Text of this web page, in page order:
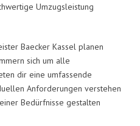
Umzugsleistung
Baecker Kassel planen
sich um alle
dir eine umfassende
Anforderungen verstehen
Bedürfnisse gestalten